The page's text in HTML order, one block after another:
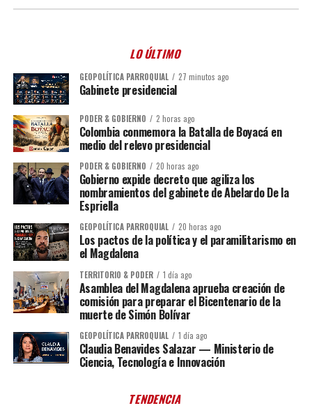
LO ÚLTIMO
GEOPOLÍTICA PARROQUIAL 27 minutos ago
Gabinete presidencial
PODER & GOBIERNO 2 horas ago
Colombia conmemora la Batalla de Boyacá en
medio del relevo presidencial
PODER & GOBIERNO 20 horas ago
Gobierno expide decreto que agiliza los
nombramientos del gabinete de Abelardo De la
Espriella
GEOPOLÍTICA PARROQUIAL 20 horas ago
Los pactos de la política y el paramilitarismo en
el Magdalena
TERRITORIO & PODER 1 día ago
Asamblea del Magdalena aprueba creación de
comisión para preparar el Bicentenario de la
muerte de Simón Bolívar
GEOPOLÍTICA PARROQUIAL 1 día ago
Claudia Benavides Salazar — Ministerio de
Ciencia, Tecnología e Innovación
TENDENCIA